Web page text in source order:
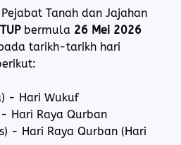
Tanah dan Jajahan
bermula 26 Mei 2026
tarikh-tarikh hari
- Hari Wukuf
Hari Raya Qurban
- Hari Raya Qurban (Hari